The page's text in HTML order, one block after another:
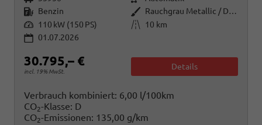
Kraftstoff Benzin Außenfarbe
Rauchgrau Metallic / Dach schwarz
Leistung 110 kW (150 PS) Kilometerstand
10 km
01.07.2026
30.795,– €
incl. 19% MwSt.
Details
Verbrauch kombiniert: 6,00 l/100km
CO2-Klasse: D
CO2-Emissionen: 135,00 g/km